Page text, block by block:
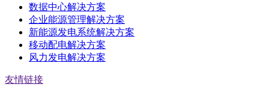
数据中心解决方案
企业能源管理解决方案
新能源发电系统解决方案
移动配电解决方案
风力发电解决方案
友情链接